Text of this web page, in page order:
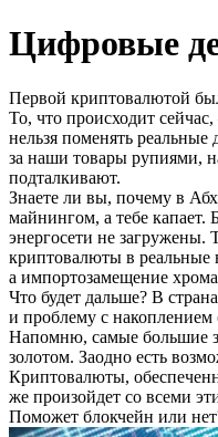
Цифровые
Первой криптовалютой
То, что происходит
нельзя поменять
за наши товары рупиями,
подталкивают.
Знаете ли вы, почему в
майнингом, а тебе капает.
энергосети не загружены.
криптовалюты в реальные
а импортозамещение
Что будет дальше? В
и проблему с
Напомню, самые большие
золотом. Заодно есть
Криптовалюты,
же произойдет со всеми
Поможет блокчейн или